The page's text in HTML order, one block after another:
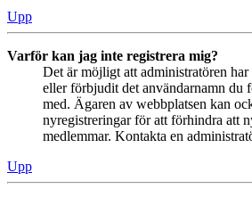
Upp
Varför kan jag inte registrera mig?
Det är möjligt att administratören
eller förbjudit det användarnamn du
med. Ägaren av webbplatsen kan
nyregistreringar för att förhindra att
medlemmar. Kontakta en
Upp